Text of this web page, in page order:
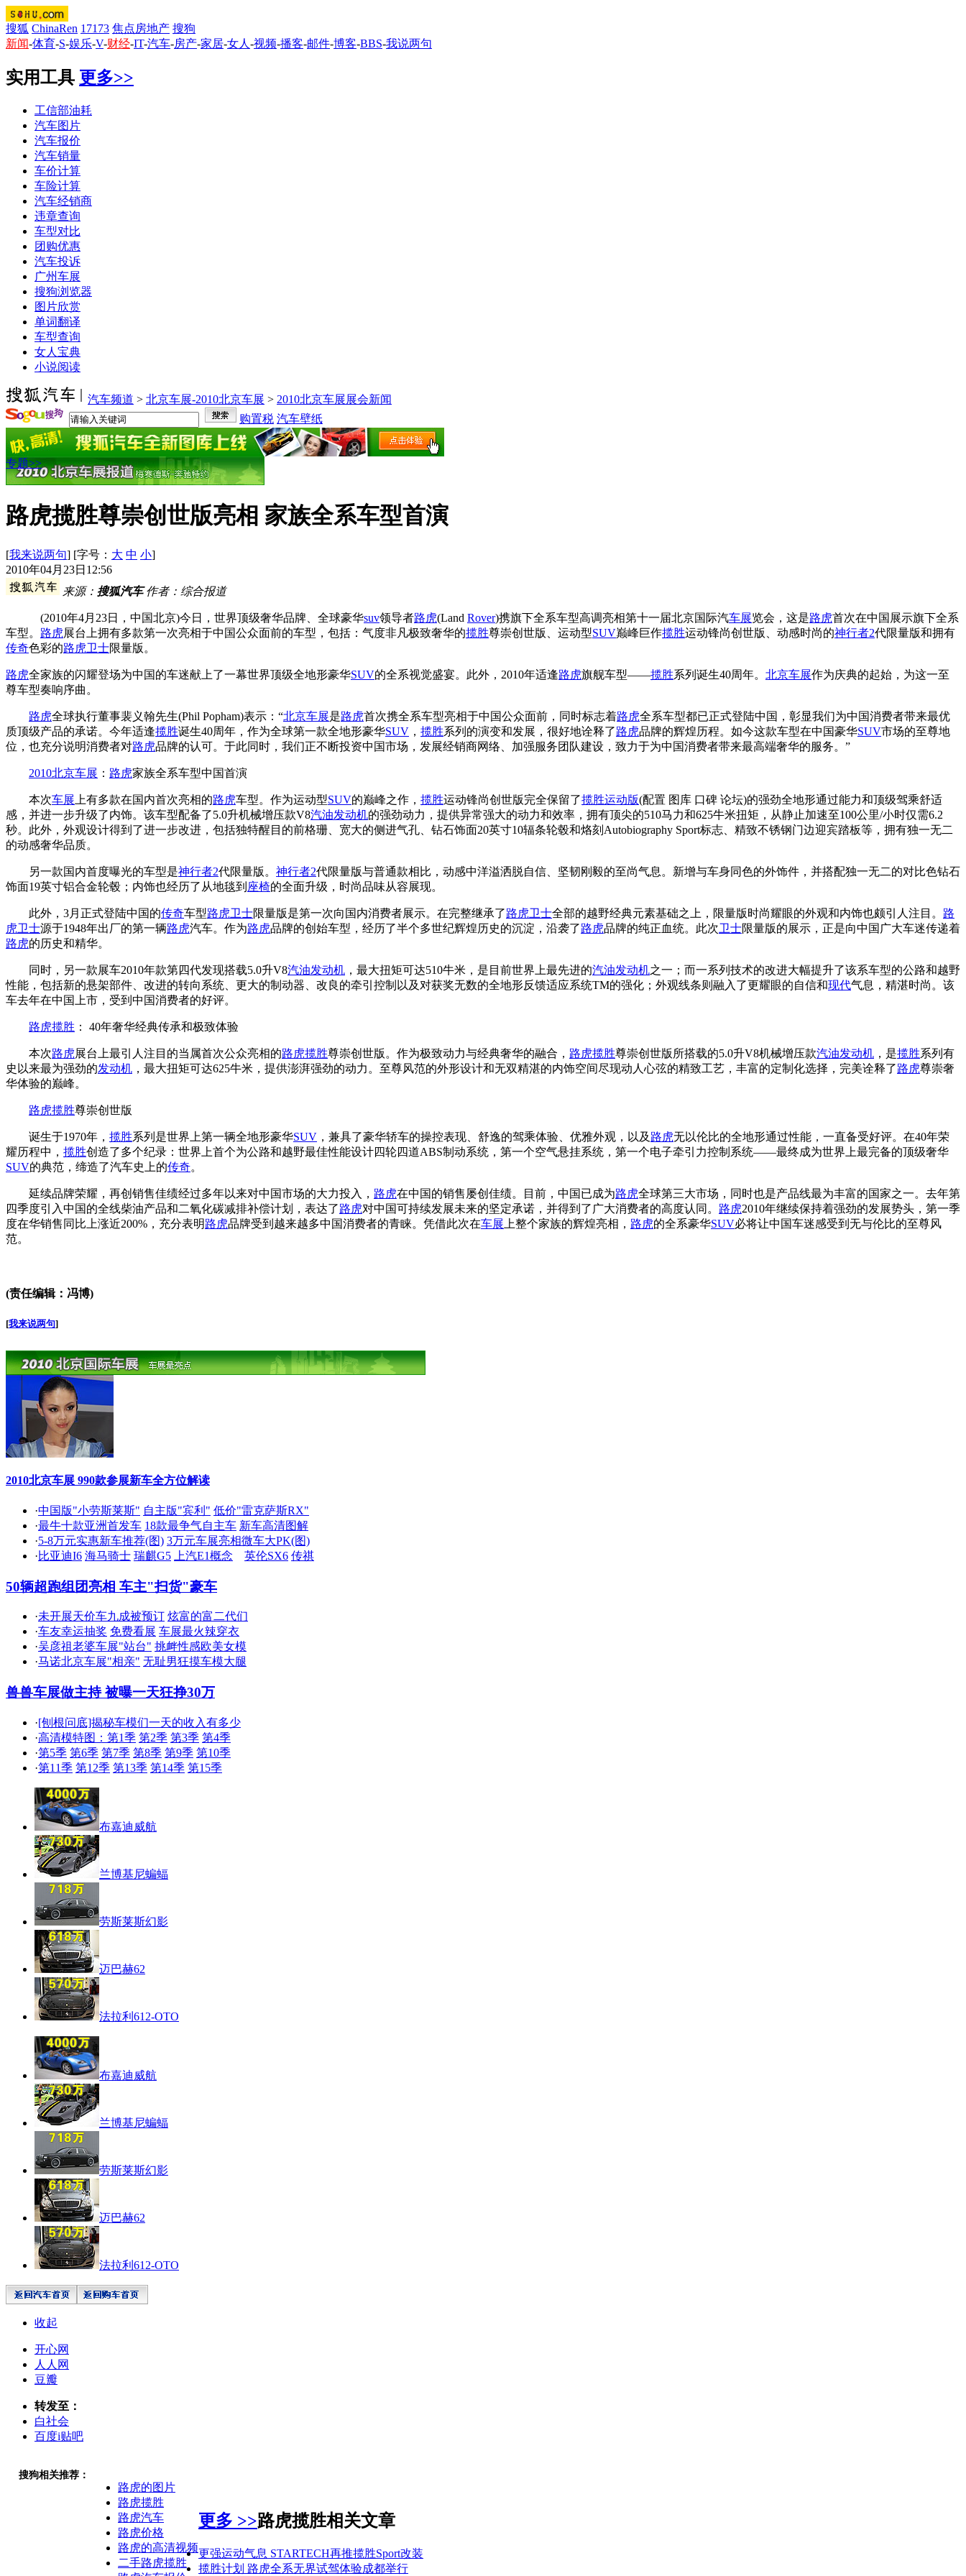
搜狐 ChinaRen 17173 焦点房地产 搜狗
新闻-体育-S-娱乐-V-财经-IT-汽车-房产-家居-女人 -视频-播客-邮件-博客-BBS-我说两句
实用工具 更多>>
工信部油耗
汽车图片
汽车报价
汽车销量
车价计算
车险计算
汽车经销商
违章查询
车型对比
团购优惠
汽车投诉
广州车展
搜狗浏览器
图片欣赏
单词翻译
车型查询
女人宝典
小说阅读
汽车频道 > 北京车展-2010北京车展 > 2010北京车展展会新闻
购置税 汽车壁纸
专题>>
路虎揽胜尊崇创世版亮相 家族全系车型首演
[我来说两句] [字号： 大 中 小]
2010年04月23日12:56
来源： 搜狐汽车作者：综合报道
(2010年4月23日，中国北京)今日，世界顶级奢华品牌、全球豪华suv领导者路虎(Land Rover)携旗下全系车型高调亮相第十一届北京国际汽车展览会，这是路虎首次在中国展示旗下全系
车型。 路虎展台上拥有多款第一次亮相于中国公众面前的车型，包括：气度非凡极致奢华的揽胜尊崇创世版、运动型SUV巅峰巨作揽胜运动锋尚创世版、动感时尚的神行者2代限量版和拥有
传奇色彩的路虎卫士限量版。
路虎全家族的闪耀登场为中国的车迷献上了一幕世界顶级全地形豪华SUV的全系视觉盛宴。此外，2010年适逢路虎旗舰车型——揽胜系列诞生40周年。 北京车展作为庆典的起始，为这一至
尊车型奏响序曲。
路虎全球执行董事裴义翰先生(Phil Popham)表示：“北京车展是路虎首次携全系车型亮相于中国公众面前，同时标志着路虎全系车型都已正式登陆中国，彰显我们为中国消费者带来最优
质顶级产品的承诺。今年适逢揽胜诞生40周年，作为全球第一款全地形豪华SUV ， 揽胜系列的演变和发展，很好地诠释了路虎品牌的辉煌历程。如今这款车型在中国豪华SUV市场的至尊地
位，也充分说明消费者对路虎品牌的认可。于此同时，我们正不断投资中国市场，发展经销商网络、加强服务团队建设，致力于为中国消费者带来最高端奢华的服务。”
2010北京车展 ： 路虎家族全系车型中国首演
本次车展 上有多款在国内首次亮相的路虎车型。作为运动型SUV的巅峰之作， 揽胜运动锋尚创世版完全保留了揽胜运动版(配置 图库 口碑 论坛)的强劲全地形通过能力和顶级驾乘舒适
感，并进一步升级了内饰。该车型配备了5.0升机械增压款V8汽油发动机的强劲动力，提供异常强大的动力和效率，拥有顶尖的510马力和625牛米扭矩，从静止加速至100公里/小时仅需6.2
秒。此外，外观设计得到了进一步改进，包括独特醒目的前格珊、宽大的侧进气孔、钻石饰面20英寸10辐条轮毂和烙刻Autobiography Sport标志、精致不锈钢门边迎宾踏板等，拥有独一无二
的动感奢华品质。
另一款国内首度曝光的车型是神行者2代限量版。 神行者2代限量版与普通款相比，动感中洋溢洒脱自信、坚韧刚毅的至尚气息。新增与车身同色的外饰件，并搭配独一无二的对比色钻石
饰面19英寸铝合金轮毂；内饰也经历了从地毯到 座椅的全面升级，时尚品味从容展现。
此外，3月正式登陆中国的传奇车型路虎卫士限量版是第一次向国内消费者展示。在完整继承了路虎卫士全部的越野经典元素基础之上，限量版时尚耀眼的外观和内饰也颇引人注目。 路
虎卫士源于1948年出厂的第一辆路虎汽车。作为路虎品牌的创始车型，经历了半个多世纪辉煌历史的沉淀，沿袭了路虎品牌的纯正血统。此次卫士限量版的展示，正是向中国广大车迷传递着
路虎的历史和精华。
同时，另一款展车2010年款第四代发现搭载5.0升V8汽油发动机 ，最大扭矩可达510牛米，是目前世界上最先进的汽油发动机之一；而一系列技术的改进大幅提升了该系车型的公路和越野
性能，包括新的悬架部件、改进的转向系统、更大的制动器、改良的牵引控制以及对获奖无数的全地形反馈适应系统TM的强化；外观线条则融入了更耀眼的自信和现代气息，精湛时尚。该
车去年在中国上市，受到中国消费者的好评。
路虎揽胜 ： 40年奢华经典传承和极致体验
本次路虎展台上最引人注目的当属首次公众亮相的路虎揽胜尊崇创世版。作为极致动力与经典奢华的融合， 路虎揽胜尊崇创世版所搭载的5.0升V8机械增压款汽油发动机 ，是揽胜系列有
史以来最为强劲的发动机 ，最大扭矩可达625牛米，提供澎湃强劲的动力。至尊风范的外形设计和无双精湛的内饰空间尽现动人心弦的精致工艺，丰富的定制化选择，完美诠释了路虎尊崇奢
华体验的巅峰。
路虎揽胜尊崇创世版
诞生于1970年， 揽胜系列是世界上第一辆全地形豪华SUV ，兼具了豪华轿车的操控表现、舒逸的驾乘体验、优雅外观，以及 路虎无以伦比的全地形通过性能，一直备受好评。在40年荣
耀历程中， 揽胜创造了多个纪录：世界上首个为公路和越野最佳性能设计四轮四道ABS制动系统，第一个空气悬挂系统，第一个电子牵引力控制系统——最终成为世界上最完备的顶级奢华
SUV的典范，缔造了汽车史上的传奇。
延续品牌荣耀，再创销售佳绩经过多年以来对中国市场的大力投入， 路虎在中国的销售屡创佳绩。目前，中国已成为路虎全球第三大市场，同时也是产品线最为丰富的国家之一。去年第
四季度引入中国的全线柴油产品和二氧化碳减排补偿计划，表达了路虎对中国可持续发展未来的坚定承诺，并得到了广大消费者的高度认同。 路虎2010年继续保持着强劲的发展势头，第一季
度在华销售同比上涨近200%，充分表明路虎品牌受到越来越多中国消费者的青睐。凭借此次在车展 上整个家族的辉煌亮相， 路虎的全系豪华SUV必将让中国车迷感受到无与伦比的至尊风
范。
(责任编辑：冯博)
[我来说两句]
2010北京车展 990款参展新车全方位解读
·中国版"小劳斯莱斯" 自主版"宾利" 低价"雷克萨斯RX"
·最牛十款亚洲首发车 18款最争气自主车 新车高清图解
·5-8万元实惠新车推荐(图) 3万元车展亮相微车大PK(图)
·比亚迪I6 海马骑士 瑞麒G5 上汽E1概念 英伦SX6 传祺
50辆超跑组团亮相 车主"扫货"豪车
·未开展天价车九成被预订 炫富的富二代们
·车友幸运抽奖 免费看展 车展最火辣穿衣
·吴彦祖老婆车展"站台" 挑衅性感欧美女模
·马诺北京车展"相亲" 无耻男狂摸车模大腿
兽兽车展做主持 被曝一天狂挣30万
·[刨根问底]揭秘车模们一天的收入有多少
·高清模特图：第1季 第2季 第3季 第4季
·第5季 第6季 第7季 第8季 第9季 第10季
·第11季 第12季 第13季 第14季 第15季
布嘉迪威航
兰博基尼蝙蝠
劳斯莱斯幻影
迈巴赫62
法拉利612-OTO
布嘉迪威航
兰博基尼蝙蝠
劳斯莱斯幻影
迈巴赫62
法拉利612-OTO
收起
开心网
人人网
豆瓣
转发至：
白社会
百度i贴吧
搜狗相关推荐：
路虎的图片
路虎揽胜
路虎汽车
路虎价格
路虎的高清视频
二手路虎揽胜
更多 >>路虎揽胜相关文章
更强运动气息 STARTECH再推揽胜Sport改装
揽胜计划 路虎全系无界试驾体验成都举行